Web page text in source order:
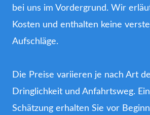
bei uns im Vordergrund. Wir
Kosten und enthalten keine
Aufschläge.
Die Preise variieren je nach Art
Dringlichkeit und Anfahrtsweg.
Schätzung erhalten Sie vor